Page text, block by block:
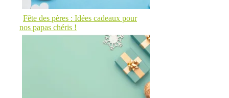
Fête des pères : Idées cadeaux pour
nos papas chéris !